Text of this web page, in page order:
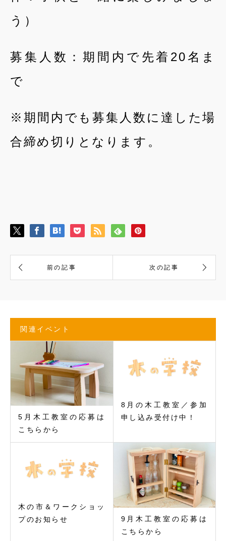
う）
募集人数：期間内で先着20名ま
で
※期間内でも募集人数に達した場
合締め切りとなります。
関連イベント
5月木工教室の応募は
こちらから
8月の木工教室／参加
申し込み受付け中！
木の市＆ワークショッ
プのお知らせ
9月木工教室の応募は
こちらから